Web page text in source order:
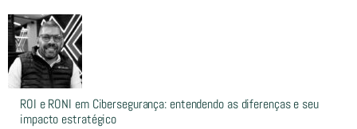
ROI e RONI em Cibersegurança: entendendo as diferenças e seu
impacto estratégico